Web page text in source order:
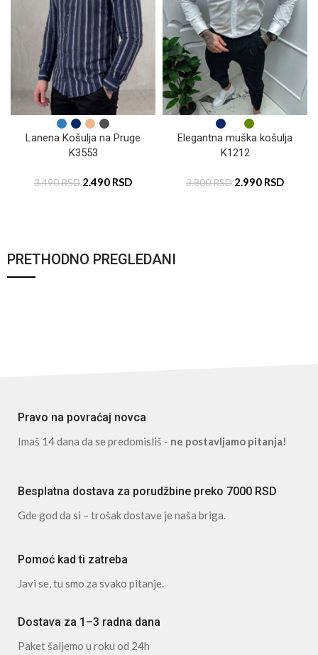
Lanena Košulja na Pruge
K3553
3.490RSD 2.490 RSD
Elegantna muška košulja
K1212
3.800RSD 2.990 RSD
PRETHODNO PREGLEDANI
Pravo na povraćaj novca
Imaš 14 dana da se predomisliš - ne postavljamo pitanja!
Besplatna dostava za porudžbine preko 7000 RSD
Gde god da si – trošak dostave je naša briga.
Pomoć kad ti zatreba
Javi se, tu smo za svako pitanje.
Dostava za 1–3 radna dana
Paket šaljemo u roku od 24h